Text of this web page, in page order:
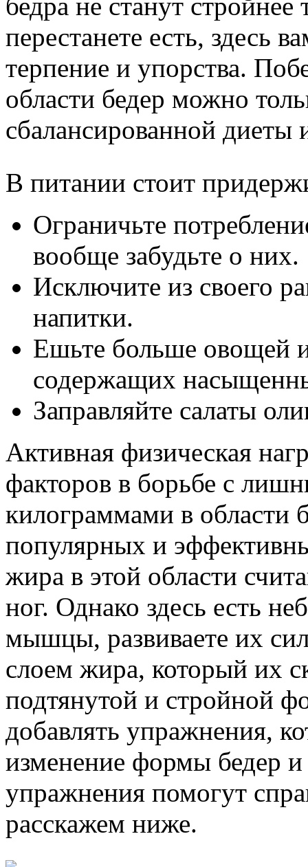
перестанете есть, здесь
терпение и упорства.
области бедер можно
сбалансированной
В питании стоит
Ограничьте
вообще забудьте о них.
Исключите из своего
напитки.
Ешьте больше овощей
содержащих
Заправляйте салаты
Активная физическая
факторов в борьбе с
килограммами в области
популярных и
жира в этой области
ног. Однако здесь есть
мышцы, развиваете их
слоем жира, который их
подтянутой и стройной
добавлять упражнения,
изменение формы бедер
упражнения помогут
расскажем ниже.